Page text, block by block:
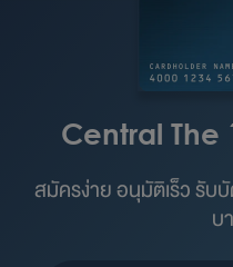
Central The
สมัครง่าย อนุมัติเร็ว รับ
บ